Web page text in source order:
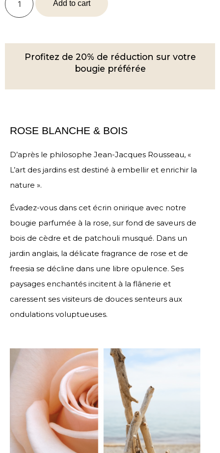
Add to cart
Profitez de 20% de réduction sur votre
bougie préférée
ROSE BLANCHE & BOIS
D’après le philosophe Jean-Jacques Rousseau, «
L’art des jardins est destiné à embellir et enrichir la
nature ».
Évadez-vous dans cet écrin onirique avec notre
bougie parfumée à la rose, sur fond de saveurs de
bois de cèdre et de patchouli musqué. Dans un
jardin anglais, la délicate fragrance de rose et de
freesia se décline dans une libre opulence. Ses
paysages enchantés incitent à la flânerie et
caressent ses visiteurs de douces senteurs aux
ondulations voluptueuses.